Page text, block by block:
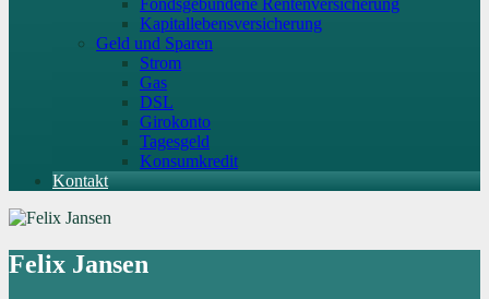
Fondsgebundene Rentenversicherung
Kapitallebensversicherung
Geld und Sparen
Strom
Gas
DSL
Girokonto
Tagesgeld
Konsumkredit
Kontakt
Felix Jansen